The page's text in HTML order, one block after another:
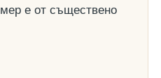
е от съществено